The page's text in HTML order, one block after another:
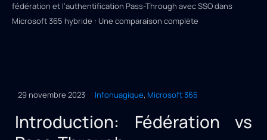
fédération et l’authentification Pass-Through avec SSO dans
Microsoft 365 hybride : Une comparaison complète
29 novembre 2023 Infonuagique, Microsoft 365
Introduction: Fédération vs